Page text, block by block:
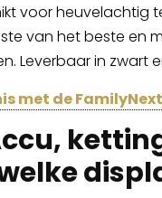
voor heuvelachtig
van het beste en
Leverbaar in zwart
met de